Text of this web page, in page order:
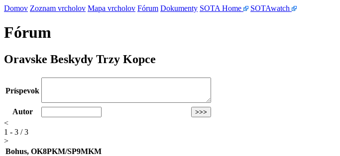
Domov Zoznam vrcholov Mapa vrcholov Fórum Dokumenty SOTA Home SOTAwatch
Fórum
Oravske Beskydy Trzy Kopce
Príspevok
Autor
<
1 - 3 / 3
>
Bohus, OK8PKM/SP9MKM